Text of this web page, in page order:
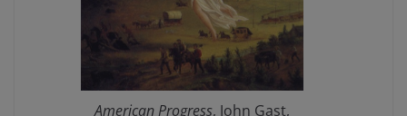
American Progress, John Gast,